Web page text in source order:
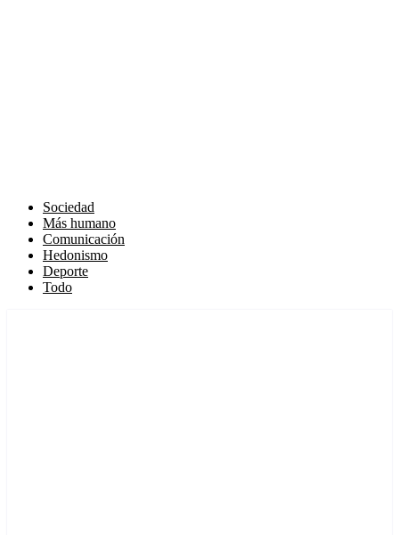
Sociedad
Más humano
Comunicación
Hedonismo
Deporte
Todo